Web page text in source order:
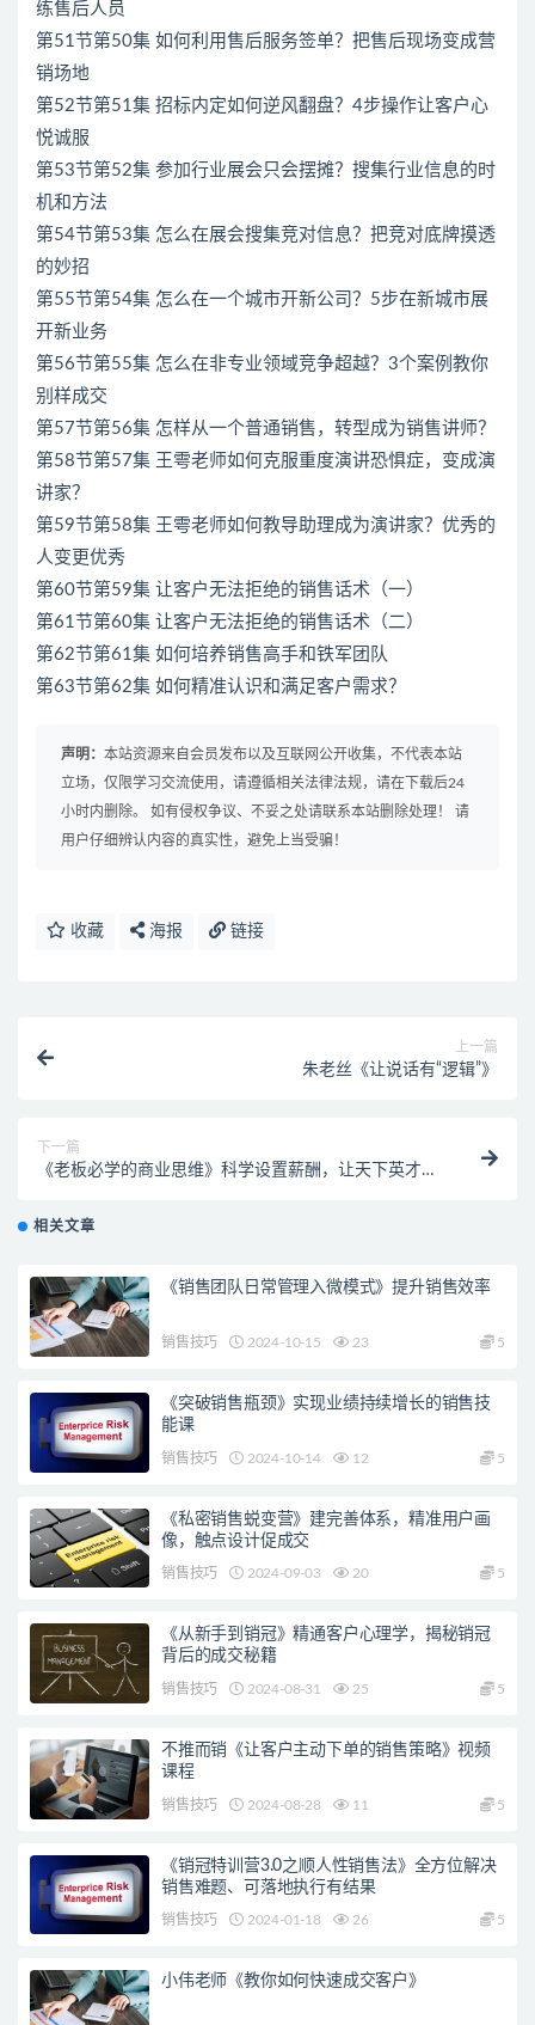
练售后人员
第51节第50集 如何利用售后服务签单？把售后现场变成营
销场地
第52节第51集 招标内定如何逆风翻盘？4步操作让客户心
悦诚服
第53节第52集 参加行业展会只会摆摊？搜集行业信息的时
机和方法
第54节第53集 怎么在展会搜集竞对信息？把竞对底牌摸透
的妙招
第55节第54集 怎么在一个城市开新公司？5步在新城市展
开新业务
第56节第55集 怎么在非专业领域竞争超越？3个案例教你
别样成交
第57节第56集 怎样从一个普通销售，转型成为销售讲师？
第58节第57集 王雩老师如何克服重度演讲恐惧症，变成演
讲家？
第59节第58集 王雩老师如何教导助理成为演讲家？优秀的
人变更优秀
第60节第59集 让客户无法拒绝的销售话术（一）
第61节第60集 让客户无法拒绝的销售话术（二）
第62节第61集 如何培养销售高手和铁军团队
第63节第62集 如何精准认识和满足客户需求？
声明： 本站资源来自会员发布以及互联网公开收集，不代表本站
立场，仅限学习交流使用，请遵循相关法律法规，请在下载后24
小时内删除。 如有侵权争议、不妥之处请联系本站删除处理！ 请
用户仔细辨认内容的真实性，避免上当受骗！
收藏 海报 链接
上一篇
朱老丝《让说话有“逻辑”》
下一篇
《老板必学的商业思维》科学设置薪酬，让天下英才为
相关文章
《销售团队日常管理入微模式》提升销售效率
销售技巧 2024-10-15 23 5
《突破销售瓶颈》实现业绩持续增长的销售技
能课
销售技巧 2024-10-14 12 5
《私密销售蜕变营》建完善体系，精准用户画
像，触点设计促成交
销售技巧 2024-09-03 20 5
《从新手到销冠》精通客户心理学，揭秘销冠
背后的成交秘籍
销售技巧 2024-08-31 25 5
不推而销《让客户主动下单的销售策略》视频
课程
销售技巧 2024-08-28 11 5
《销冠特训营3.0之顺人性销售法》全方位解决
销售难题、可落地执行有结果
销售技巧 2024-01-18 26 5
小伟老师《教你如何快速成交客户》